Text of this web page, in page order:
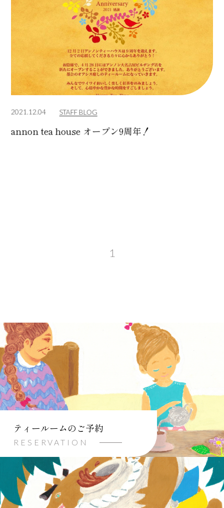
2021.12.04 STAFF BLOG
annon tea house オープン9周年！
1
ティールームのご予約
RESERVATION